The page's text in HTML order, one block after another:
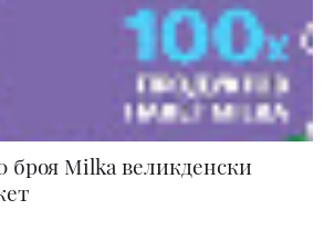
броя Мilka великденски